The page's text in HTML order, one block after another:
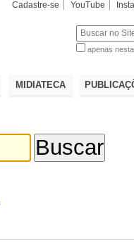
Cadastre-se YouTube
apenas
MIDIATECA